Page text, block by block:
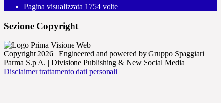
Pagina visualizzata 1754 volte
Sezione Copyright
Copyright 2026 | Engineered and powered by Gruppo Spaggiari
Parma S.p.A. | Divisione Publishing & New Social Media
Disclaimer trattamento dati personali